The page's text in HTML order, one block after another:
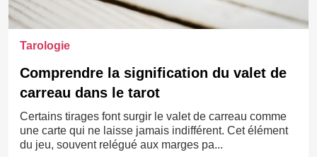
Tarologie
Comprendre la signification du valet de
carreau dans le tarot
Certains tirages font surgir le valet de carreau comme
une carte qui ne laisse jamais indifférent. Cet élément
du jeu, souvent relégué aux marges pa...